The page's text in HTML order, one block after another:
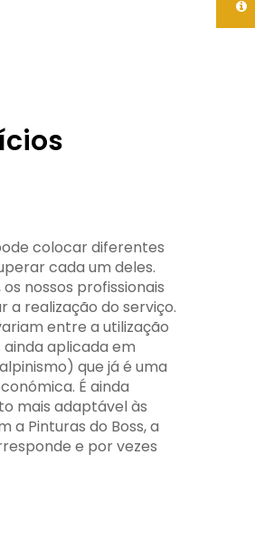
colocar diferentes
cada um deles.
nossos profissionais
realização do serviço.
entre a utilização
aplicada em
que já é uma
É ainda
mais adaptável às
a Pinturas do Boss, a
e por vezes